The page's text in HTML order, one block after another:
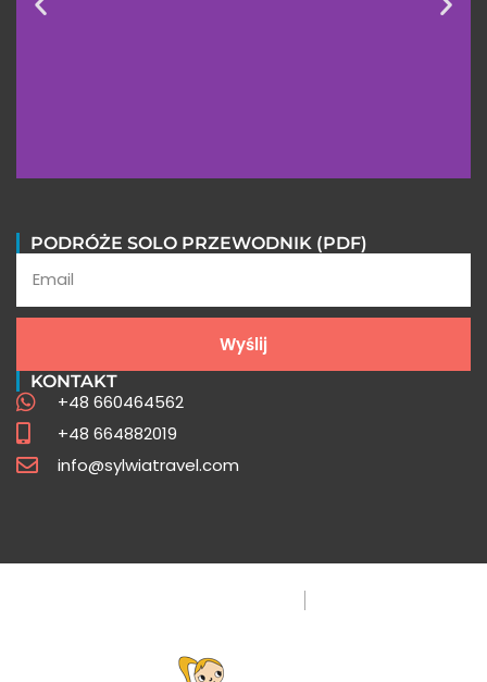
Sprawdź
PODRÓŻE SOLO PRZEWODNIK (PDF)
Wyślij
KONTAKT
+48 660464562
+48 664882019
info@sylwiatravel.com